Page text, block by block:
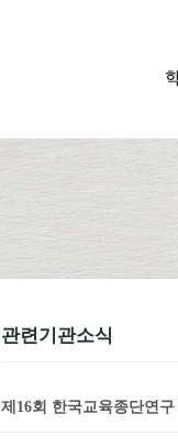
관련기관소식
제16회 한국교육종단연